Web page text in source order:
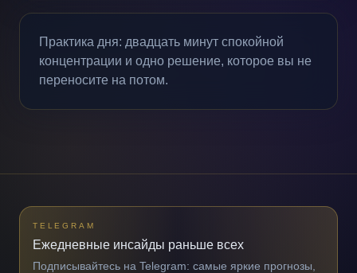
Практика дня: двадцать минут спокойной
концентрации и одно решение, которое вы не
переносите на потом.
TELEGRAM
Ежедневные инсайды раньше всех
Подписывайтесь на Telegram: самые яркие прогнозы,